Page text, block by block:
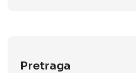
Pretraga